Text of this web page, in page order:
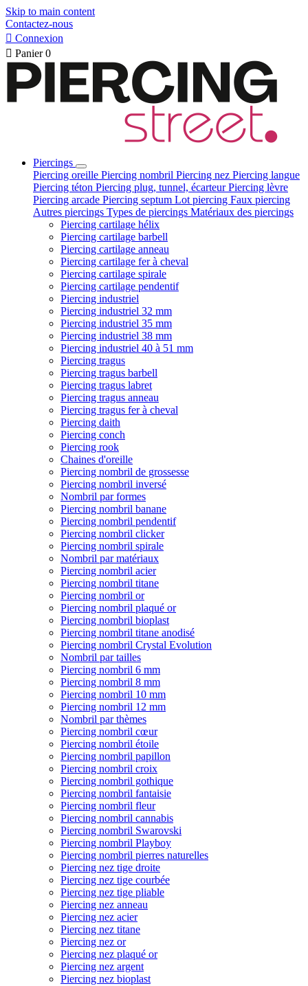
Skip to main content
Contactez-nous
 Connexion
 Panier 0
Piercings
Piercing oreille Piercing nombril Piercing nez Piercing langue
Piercing téton Piercing plug, tunnel, écarteurPiercing lèvre
Piercing arcade Piercing septum Lot piercing Faux piercing
Autres piercings Types de piercings Matériaux des piercings
Piercing cartilage hélix
Piercing cartilage barbell
Piercing cartilage anneau
Piercing cartilage fer à cheval
Piercing cartilage spirale
Piercing cartilage pendentif
Piercing industriel
Piercing industriel 32 mm
Piercing industriel 35 mm
Piercing industriel 38 mm
Piercing industriel 40 à 51 mm
Piercing tragus
Piercing tragus barbell
Piercing tragus labret
Piercing tragus anneau
Piercing tragus fer à cheval
Piercing daith
Piercing conch
Piercing rook
Chaines d'oreille
Piercing nombril de grossesse
Piercing nombril inversé
Nombril par formes
Piercing nombril banane
Piercing nombril pendentif
Piercing nombril clicker
Piercing nombril spirale
Nombril par matériaux
Piercing nombril acier
Piercing nombril titane
Piercing nombril or
Piercing nombril plaqué or
Piercing nombril bioplast
Piercing nombril titane anodisé
Piercing nombril Crystal Evolution
Nombril par tailles
Piercing nombril 6 mm
Piercing nombril 8 mm
Piercing nombril 10 mm
Piercing nombril 12 mm
Nombril par thèmes
Piercing nombril cœur
Piercing nombril étoile
Piercing nombril papillon
Piercing nombril croix
Piercing nombril gothique
Piercing nombril fantaisie
Piercing nombril fleur
Piercing nombril cannabis
Piercing nombril Swarovski
Piercing nombril Playboy
Piercing nombril pierres naturelles
Piercing nez tige droite
Piercing nez tige courbée
Piercing nez tige pliable
Piercing nez anneau
Piercing nez acier
Piercing nez titane
Piercing nez or
Piercing nez plaqué or
Piercing nez argent
Piercing nez bioplast